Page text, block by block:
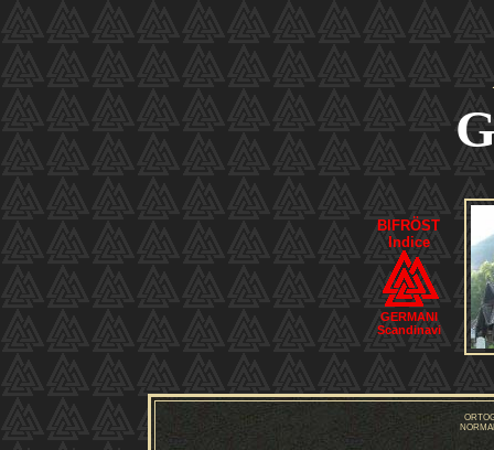
BIFRÖST
Indice
GERMANI
Scandinavi